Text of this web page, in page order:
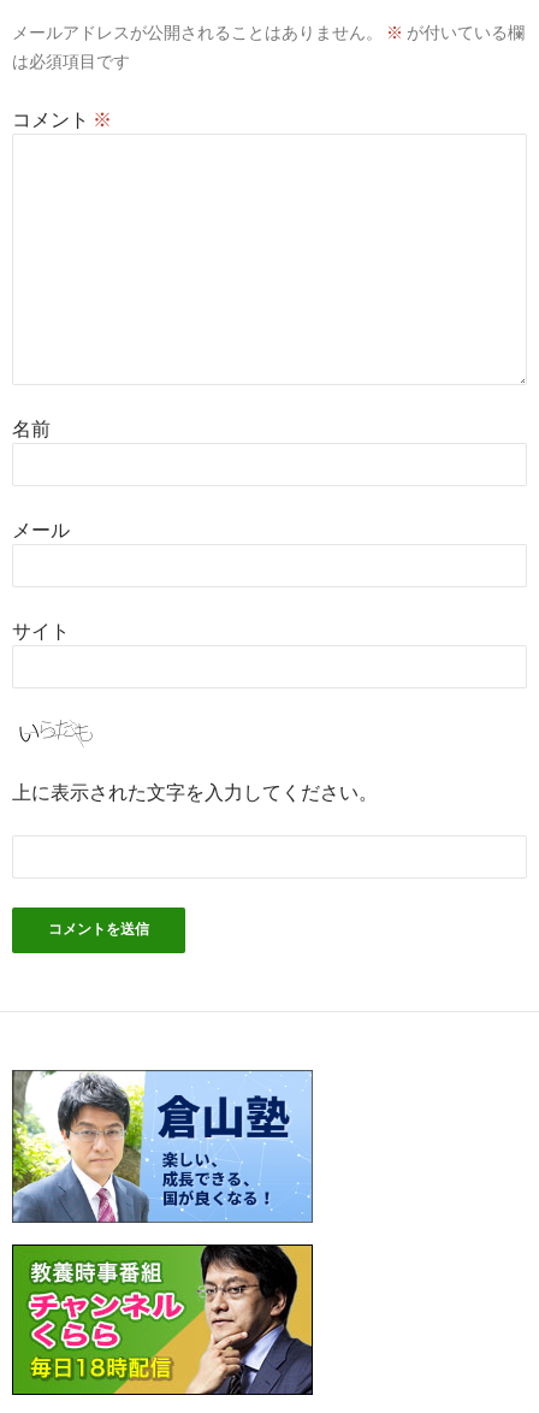
メールアドレスが公開されることはありません。 ※ が付いている欄
は必須項目です
コメント ※
名前
メール
サイト
上に表示された文字を入力してください。